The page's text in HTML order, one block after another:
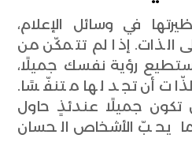
في وسائل الإعلام،
الذات. إذا لم تتمكّن من
رؤية نفسك جميلًا،
أن تجد لها متنفّسًا.
تكون جميلًا عندئذٍ حاول
يحبّ الأشخاص الحسان